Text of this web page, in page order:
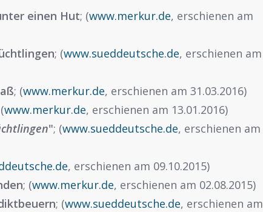
einen Hut; (www.merkur.de, erschienen am
; (www.sueddeutsche.de, erschienen am
; (www.merkur.de, erschienen am 31.03.2016)
www.merkur.de, erschienen am 13.01.2016)
"; (www.sueddeutsche.de, erschienen am
, erschienen am 09.10.2015)
; (www.merkur.de, erschienen am 02.08.2015)
; (www.sueddeutsche.de, erschienen am